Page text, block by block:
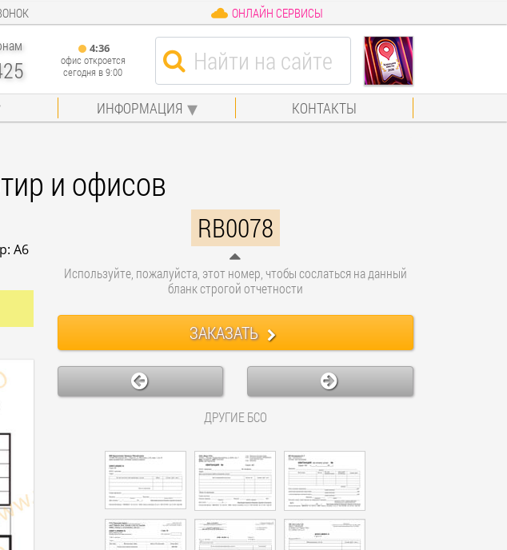
ОНЛАЙН СЕРВИСЫ
4:36
офис откроется
сегодня в 9:00
ИНФОРМАЦИЯ КОНТАКТЫ
и офисов
A6
RB0078
Используйте, пожалуйста, этот номер, чтобы сослаться на данный
бланк строгой отчетности
ЗАКАЗАТЬ
ДРУГИЕ БСО